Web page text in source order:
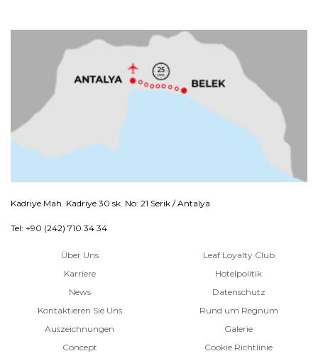
Kadriye Mah. Kadriye 30 sk. No: 21 Serik / Antalya
Tel: +90 (242) 710 34 34
Über Uns
Karriere
News
Kontaktieren Sie Uns
Auszeichnungen
Concept
Leaf Loyalty Club
Hotelpolitik
Datenschutz
Rund um Regnum
Galerie
Cookie Richtlinie